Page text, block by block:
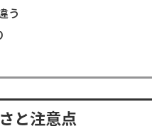
う
と注意点